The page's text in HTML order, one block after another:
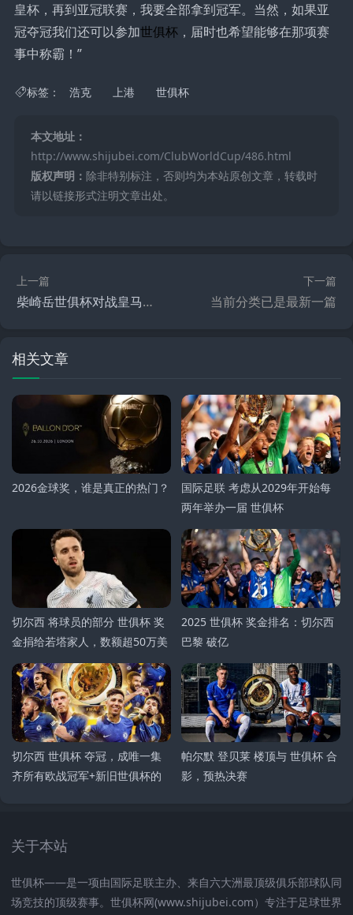
皇杯，再到亚冠联赛，我要全部拿到冠军。当然，如果亚
冠夺冠我们还可以参加世俱杯，届时也希望能够在那项赛
事中称霸！”
标签： 浩克 上港 世俱杯
本文地址：
http://www.shijubei.com/ClubWorldCup/486.html
版权声明： 除非特别标注，否则均为本站原创文章，转载时
请以链接形式注明文章出处。
上一篇
柴崎岳世俱杯对战皇马曾梅开二度,差点把欧冠冠军拉下马来
下一篇
当前分类已是最新一篇
相关文章
2026金球奖，谁是真正的热门？
国际足联 考虑从2029年开始每
两年举办一届 世俱杯
切尔西 将球员的部分 世俱杯 奖
金捐给若塔家人，数额超50万美
元
2025 世俱杯 奖金排名：切尔西
巴黎 破亿
切尔西 世俱杯 夺冠，成唯一集
齐所有欧战冠军+新旧世俱杯的
帕尔默 登贝莱 楼顶与 世俱杯 合
影，预热决赛
关于本站
世俱杯——是一项由国际足联主办、来自六大洲最顶级俱乐部球队同
场竞技的顶级赛事。世俱杯网(www.shijubei.com）专注于足球世界